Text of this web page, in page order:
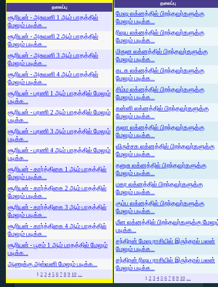
தலைப்பு
சூரியன் - அசுவனி 1 ஆம் பாதத்தில்
மேலும் படிக்க...
சூரியன் - அசுவனி 2 ஆம் பாதத்தில்
மேலும் படிக்க...
சூரியன் - அசுவனி 3 ஆம் பாதத்தில்
மேலும் படிக்க...
சூரியன் - அசுவனி 4 ஆம் பாதத்தில்
மேலும் படிக்க...
சூரியன் - பரணி 1 ஆம் பாதத்தில் மேலும்
படிக்க...
சூரியன் - பரணி 2 ஆம் பாதத்தில் மேலும்
படிக்க...
சூரியன் - பரணி 3 ஆம் பாதத்தில் மேலும்
படிக்க...
சூரியன் - பரணி 4 ஆம் பாதத்தில் மேலும்
படிக்க...
சூரியன் - கார்த்திகை 1 ஆம் பாதத்தில்
மேலும் படிக்க...
சூரியன் - கார்த்திகை 2 ஆம் பாதத்தில்
மேலும் படிக்க...
சூரியன் - கார்த்திகை 3 ஆம் பாதத்தில்
மேலும் படிக்க...
சூரியன் - கார்த்திகை 4 ஆம் பாதத்தில்
மேலும் படிக்க...
சூரியன் - பூசம் 1 ஆம் பாதத்தில் மேலும்
படிக்க...
ஆணுக்கு அஸ்வனி மேலும் படிக்க...
1 2 3 4 5 6 7 8 9 10 ...
தலைப்பு
மேஷ லக்னத்தில் பிறந்தவர்களுக்கு
மேலும் படிக்க...
ரிஷப லக்னத்தில் பிறந்தவர்களுக்கு
மேலும் படிக்க...
மிதுன லக்னத்தில் பிறந்தவர்களுக்கு
மேலும் படிக்க...
கடக லக்னத்தில் பிறந்தவர்களுக்கு
மேலும் படிக்க...
சிம்ம லக்னத்தில் பிறந்தவர்களுக்கு
மேலும் படிக்க...
கன்னி லக்னத்தில் பிறந்தவர்களுக்கு
மேலும் படிக்க...
துலா லக்னத்தில் பிறந்தவர்களுக்கு
மேலும் படிக்க...
விருச்சக லக்னத்தில் பிறந்தவர்களுக்கு
மேலும் படிக்க...
தனுசு லக்னத்தில் பிறந்தவர்களுக்கு
மேலும் படிக்க...
மகர லக்னத்தில் பிறந்தவர்களுக்கு
மேலும் படிக்க...
கும்ப லக்னத்தில் பிறந்தவர்களுக்கு
மேலும் படிக்க...
மீன லக்னத்தில் பிறந்தவர்களுக்கு
படிக்க...
சந்திரன் மேஷ ராசியில் இருந்தால் பலன்
மேலும் படிக்க...
சந்திரன் ரிஷப ராசியில் இருந்தால் பலன்
மேலும் படிக்க...
1 2 3 4 5 6 7 8 9 10 ...